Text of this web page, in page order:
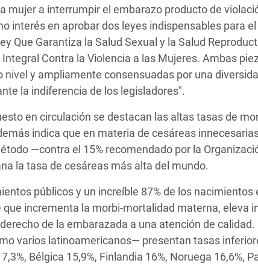
mujer a interrumpir el embarazo producto de
interés en aprobar dos leyes indispensables para
Que Garantiza la Salud Sexual y la Salud
Contra la Violencia a las Mujeres. Ambas
y ampliamente consensuadas por una
la indiferencia de los legisladores".
en circulación se destacan las altas tasas de
indica que en materia de cesáreas
—contra el 15% recomendado por la
la tasa de cesáreas más alta del mundo.
públicos y un increíble 87% de los nacimientos
incrementa la morbi-mortalidad materna, eleva
de la embarazada a una atención de
varios latinoamericanos— presentan tasas
Bélgica 15,9%, Finlandia 16%, Noruega 16,6%,